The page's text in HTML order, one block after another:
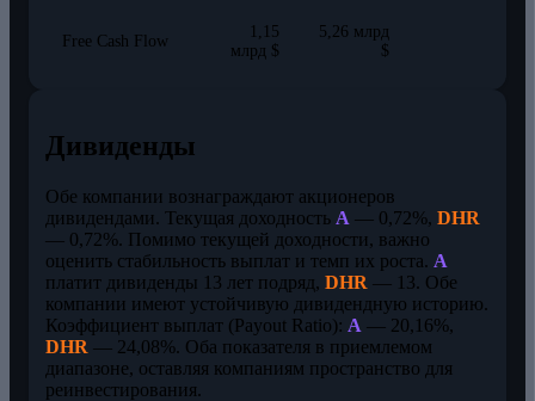
Free Cash Flow
1,15
млрд $
5,26 млрд
$
Дивиденды
Обе компании вознаграждают акционеров
дивидендами. Текущая доходность A — 0,72%, DHR
— 0,72%. Помимо текущей доходности, важно
оценить стабильность выплат и темп их роста. A
платит дивиденды 13 лет подряд, DHR — 13. Обе
компании имеют устойчивую дивидендную историю.
Коэффициент выплат (Payout Ratio): A — 20,16%,
DHR — 24,08%. Оба показателя в приемлемом
диапазоне, оставляя компаниям пространство для
реинвестирования.